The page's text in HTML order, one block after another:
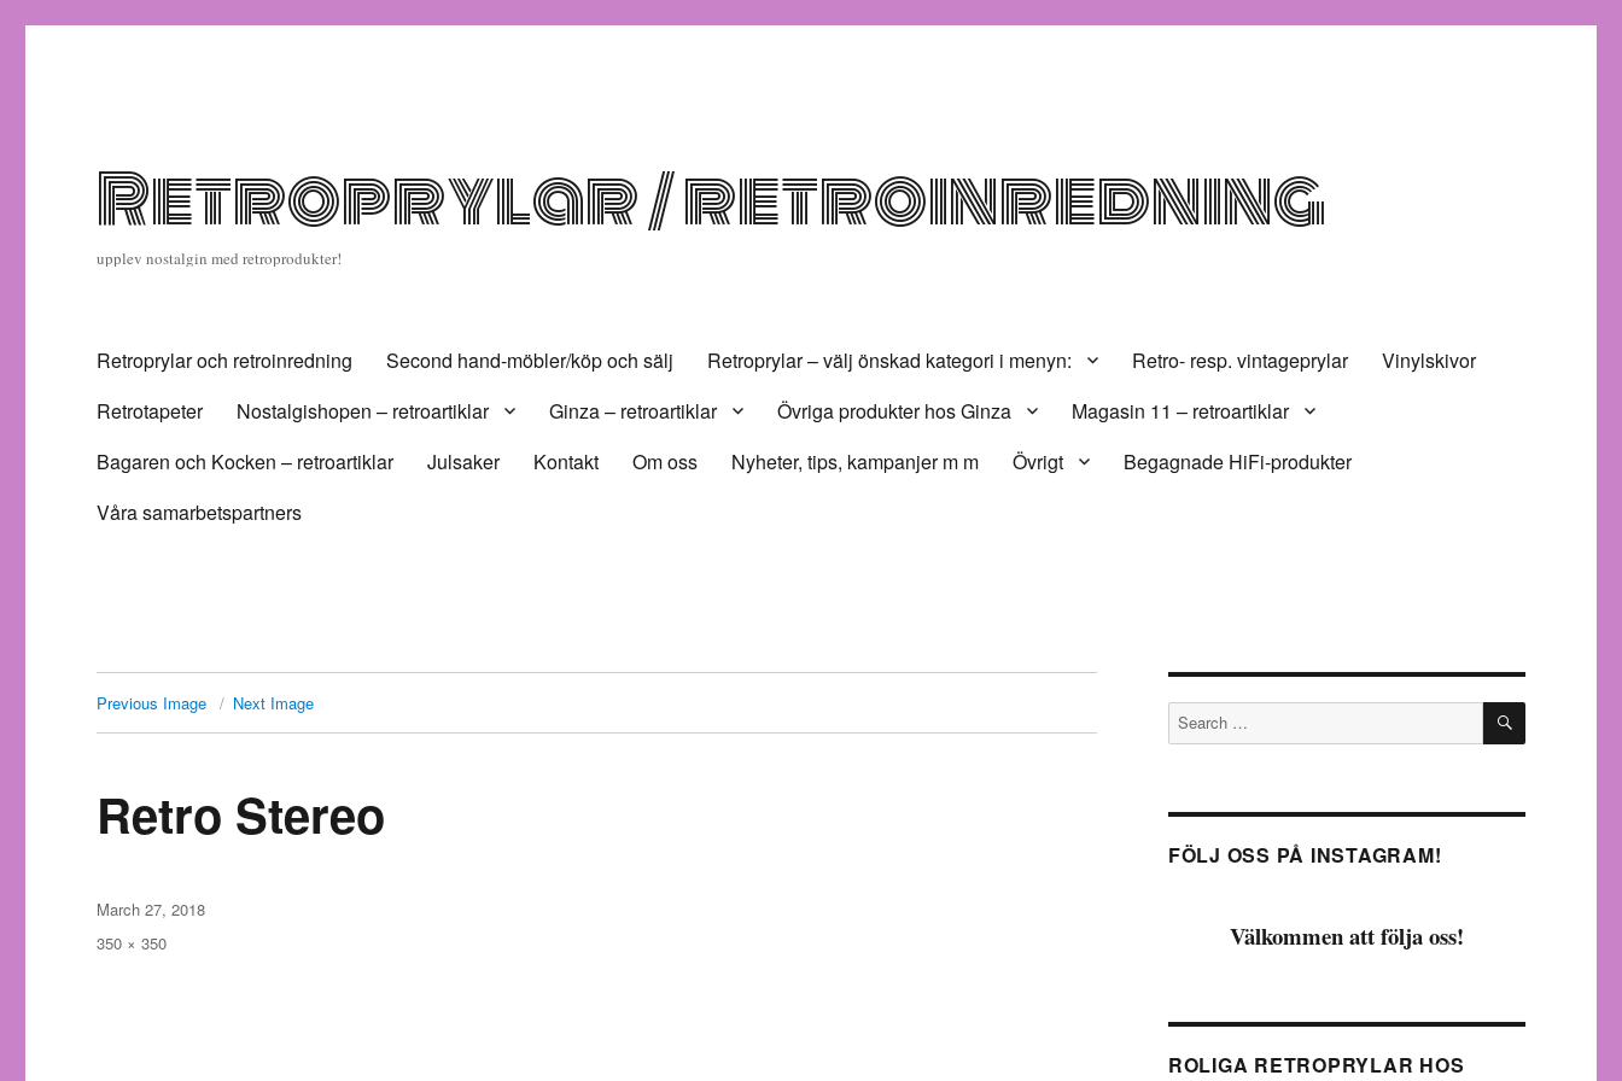
Retroprylar / retroinredning
upplev nostalgin med retroprodukter!
Retroprylar och retroinredning Second hand-möbler/köp och sälj Retroprylar – välj önskad kategori i menyn: Retro- resp. vintageprylar
Vinylskivor
Retrotapeter
Nostalgishopen – retroartiklar Ginza – retroartiklar Övriga produkter hos Ginza
Magasin 11 – retroartiklar
Bagaren och Kocken – retroartiklar
Julsaker Kontakt Om oss Nyheter, tips, kampanjer m m Övrigt
Begagnade HiFi-produkter
Våra samarbetspartners
Previous Image Next Image
Retro Stereo
Posted
on
March 27, 2018
Full
350 × 350
Search
for:
SEARCH
FÖLJ OSS PÅ INSTAGRAM!
Välkommen att följa oss!
ROLIGA RETROPRYLAR HOS